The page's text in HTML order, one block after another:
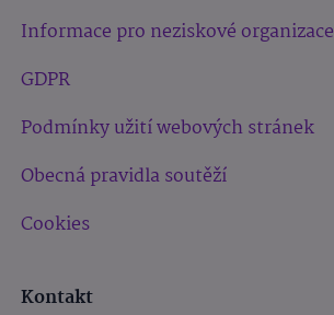
Informace pro neziskové organizace
GDPR
Podmínky užití webových stránek
Obecná pravidla soutěží
Cookies
Kontakt